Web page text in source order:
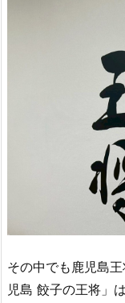
その中でも鹿児島
児島 餃子の王将」